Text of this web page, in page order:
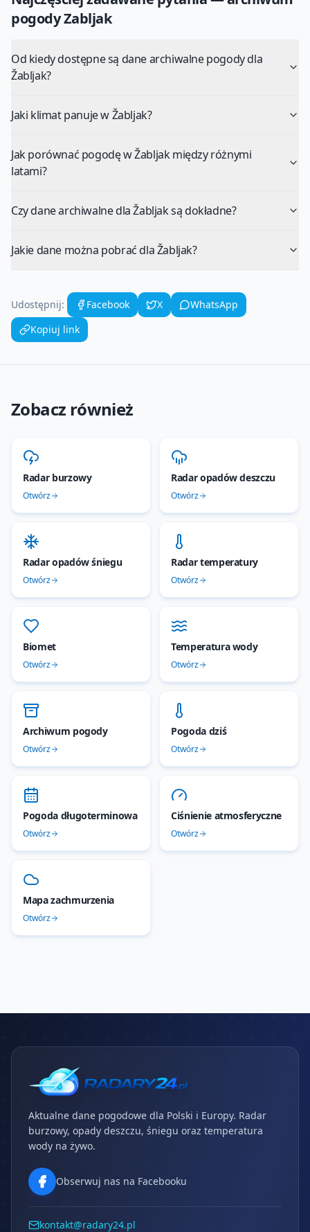
pogodyZabljak
Od kiedy dostępne są dane archiwalne pogody dla
Žabljak?
Jaki klimat panuje w Žabljak?
Jak porównać pogodę w Žabljak między różnymi
latami?
Czy dane archiwalne dla Žabljak są dokładne?
Jakie dane można pobrać dla Žabljak?
Udostępnij: Facebook X
WhatsApp
Kopiuj link
Zobacz również
Radar burzowy
Otwórz
Radar opadów deszczu
Otwórz
Radar opadów śniegu
Otwórz
Radar temperatury
Otwórz
Biomet
Otwórz
Temperatura wody
Otwórz
Archiwum pogody
Otwórz
Pogoda dziś
Otwórz
Pogoda długoterminowa
Otwórz
Ciśnienie atmosferyczne
Otwórz
Mapa zachmurzenia
Otwórz
Aktualne dane pogodowe dla Polski i Europy. Radar
burzowy, opady deszczu, śniegu oraz temperatura
wody na żywo.
Obserwuj nas na Facebooku
kontakt@radary24.pl